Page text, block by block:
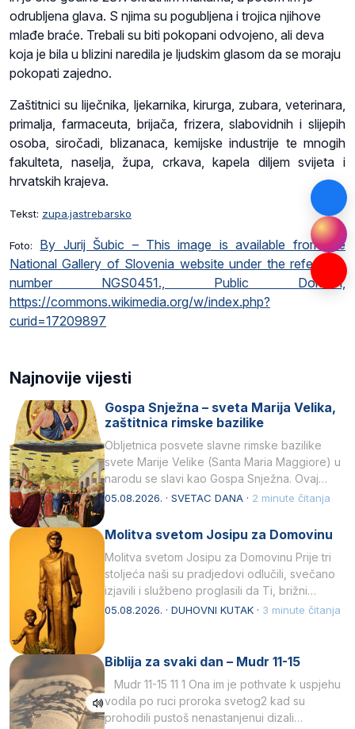
odrubljena glava. S njima su pogubljena i trojica njihove
mlađe braće. Trebali su biti pokopani odvojeno, ali deva
koja je bila u blizini naredila je ljudskim glasom da se moraju
pokopati zajedno.
Zaštitnici su liječnika, ljekarnika, kirurga, zubara, veterinara,
primalja, farmaceuta, brijača, frizera, slabovidnih i slijepih
osoba, siročadi, blizanaca, kemijske industrije te mnogih
fakulteta, naselja, župa, crkava, kapela diljem svijeta i
hrvatskih krajeva.
Tekst: zupa.jastrebarsko
Foto: By Jurij Šubic – This image is available from the
National Gallery of Slovenia website under the reference
number NGS0451., Public Domain,
https://commons.wikimedia.org/w/index.php?
curid=17209897
Najnovije vijesti
Gospa Snježna – sveta Marija Velika,
zaštitnica rimske bazilike
Obljetnica posvete slavne rimske bazilike
svete Marije Velike (Santa Maria Maggiore) u
narodu se slavi kao Gospa Snježna. Ovaj
naziv, Sancta Maria…
05.08.2026. · SVETAC DANA · 2 minute čitanja
Molitva svetom Josipu za Domovinu
Molitva svetom Josipu za Domovinu Prije tri
stoljeća naši su pradjedovi odlučili, svečano
izjavili i službeno proglasili da Ti, brižni
Poočime Isusov,…
05.08.2026. · DUHOVNI KUTAK · 3 minute čitanja
Biblija za svaki dan – Mudr 11-15
Mudr 11-15 11 1 Ona im je pothvate k uspjehu
vodila po ruci proroka svetog2 kad su
prohodili pustoš nenastanjenui dizali…